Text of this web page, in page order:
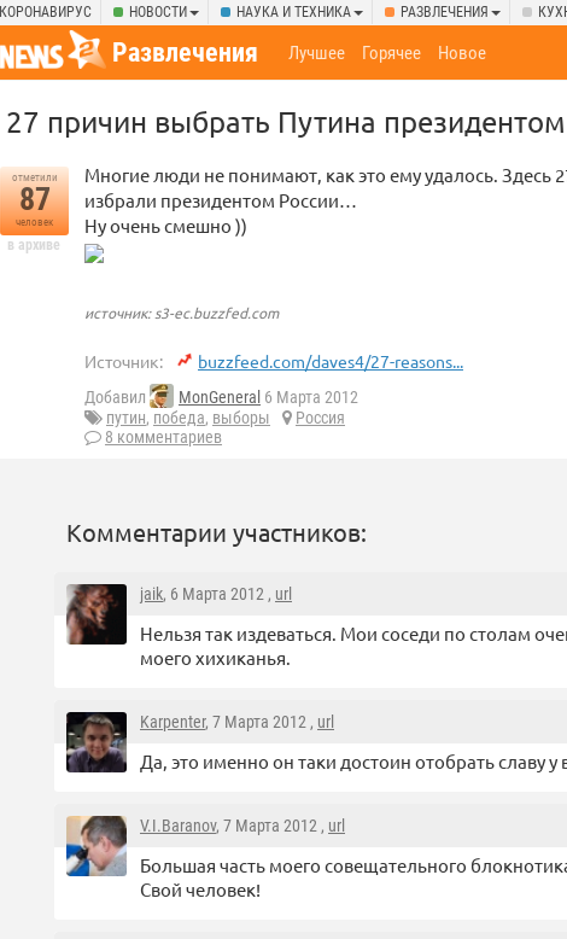
КОРОНАВИРУС НОВОСТИ НАУКА И ТЕХНИКА РАЗВЛЕЧЕНИЯ
Развлечения Лучшее Горячее Новое
27 причин выбрать Путина
отметили
87
человек
в архиве
Многие люди не понимают, как это ему удалось. Здесь
избрали президентом России…
Ну очень смешно ))
источник: s3-ec.buzzfed.com
Источник: buzzfeed.com/daves4/27-reasons...
Добавил MonGeneral 6 Марта 2012
путин, победа, выборы
Россия
8 комментариев
Комментарии участников:
jaik, 6 Марта 2012 , url
Нельзя так издеваться. Мои соседи по столам
моего хихиканья.
Karpenter, 7 Марта 2012 , url
Да, это именно он таки достоин отобрать славу у
V.I.Baranov, 7 Марта 2012 , url
Большая часть моего совещательного
Свой человек!